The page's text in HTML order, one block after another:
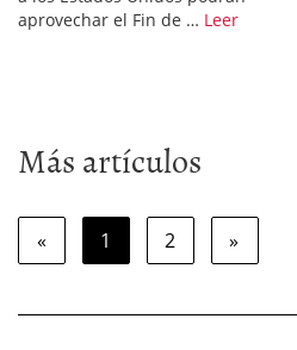
aprovechar el Fin de … Leer
Más artículos
« 1 2 »